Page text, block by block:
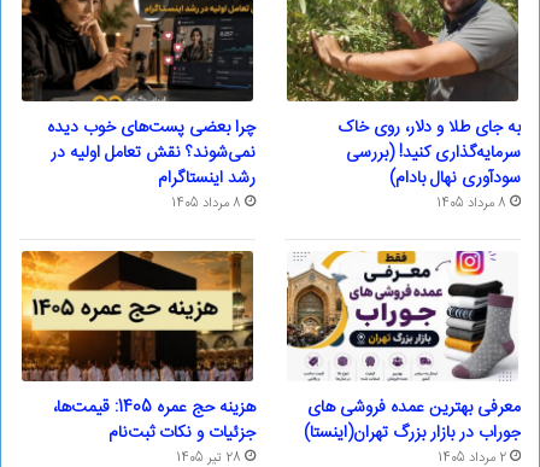
به جای طلا و دلار، روی خاک
سرمایه‌گذاری کنید! (بررسی
سودآوری نهال بادام)
8 مرداد 1405
چرا بعضی پست‌های خوب دیده
نمی‌شوند؟ نقش تعامل اولیه در
رشد اینستاگرام
8 مرداد 1405
معرفی بهترین عمده فروشی های
جوراب در بازار بزرگ تهران(اینستا)
2 مرداد 1405
هزینه حج عمره 1405: قیمت‌ها،
جزئیات و نکات ثبت‌نام
28 تیر 1405